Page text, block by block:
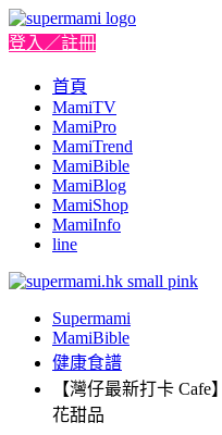
登入／註冊
首頁
MamiTV
MamiPro
MamiTrend
MamiBible
MamiBlog
MamiShop
MamiInfo
line
Supermami
MamiBible
健康食譜
【灣仔最新打卡
花甜品